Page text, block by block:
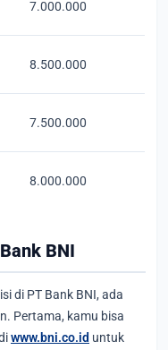
7.000.000
8.500.000
7.500.000
8.000.000
BNI
di PT Bank BNI, ada
Pertama, kamu bisa
www.bni.co.id untuk